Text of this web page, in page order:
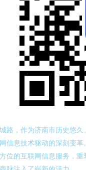
路，作为济南市历史悠
信息技术驱动的深刻变
位的互联网信息服务，